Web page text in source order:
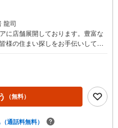
龍司
に店舗展開しております。豊富な
様の住まい探しをお手伝いしてお
～19:00 火曜・水曜（祝日の場
「資料請求」「内覧」のお問い合
スムーズにご対応が可能です。ス
合せをお待ちしております。【住
無理のない住宅ローンの試算やご
バイスをさせて頂きますので、お
（無料）
（通話料無料）